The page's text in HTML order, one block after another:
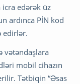
edərək üz
ardınca PİN kod
edirlər.
vətəndaşlara
mobil cihazın
Tətbiqin “Əsas